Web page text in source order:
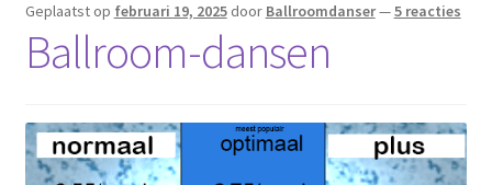
Geplaatst op februari 19, 2025 door Ballroomdanser—5 reacties
Ballroom-dansen